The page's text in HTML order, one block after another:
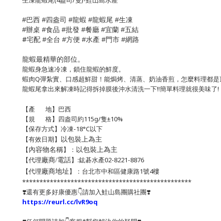
#巴西 #四盎司 #龍蝦 #龍蝦尾 #生凍
#辦桌 #食品 #批發 #餐廳 #宜蘭 #五結
#宅配 #全台 #方便 #水產 #門市 #網路
龍蝦最精華的部位。
龍蝦身急速冷凍，鎖住龍蝦的鮮度。
蝦肉Q彈紮實、口感超鮮甜！能焗烤、清蒸、奶油香煎，怎麼料理都是
龍蝦尾拿出來解凍時記得拆掉膜後沖水清洗一下!!簡單料理就很美味了!
【產 地】巴西
【規 格】四盎司約115g/隻±10%
【保存方式】 冷凍-18°C以下
【有效日期】 以包裝上為主
【內容物名稱】： 以包裝上為主
【代理廠商/電話】:鈜碁水產02-8221-8876
【代理廠商地址】：台北市中和區健康路1號4樓
*************************************************
❣️還有更多好康優惠👇請加入鮭山島團購社團❣️
https://reurl.cc/lvR9oq